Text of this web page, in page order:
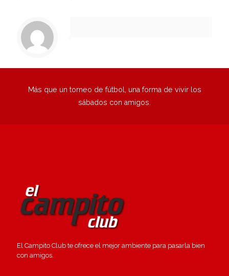
Más que un torneo de fútbol, una forma de vivir los
sábados con amigos.
El Campito Club te ofrece el mejor ambiente para pasarla bien
con amigos.